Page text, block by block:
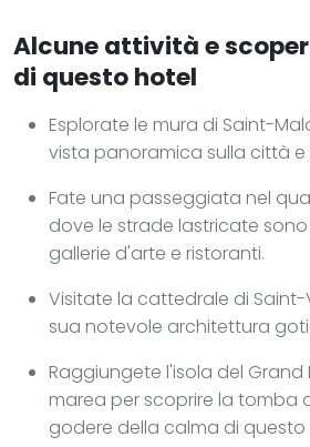
Alcune attività e
di questo hotel
Esplorate le mura di Saint-
vista panoramica sulla città e
Fate una passeggiata nel
dove le strade lastricate
gallerie d'arte e ristoranti.
Visitate la cattedrale di
sua notevole architettura
Raggiungete l'isola del Grand
marea per scoprire la tomba
godere della calma di questo